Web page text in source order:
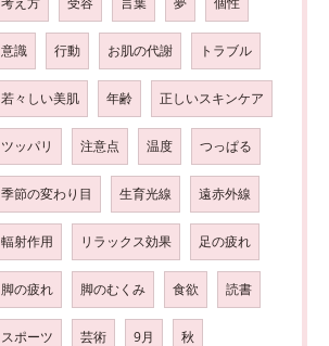
意識 行動 お肌の代謝 トラブル
若々しい美肌 年齢 正しいスキンケア
ツッパリ 注意点 温度 つっぱる
季節の変わり目 生育光線 遠赤外線
輻射作用 リラックス効果 足の疲れ
脚の疲れ 脚のむくみ 食欲 読書
スポーツ 芸術 9月 秋